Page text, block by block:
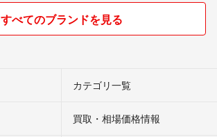
すべてのブランドを見る
カテゴリ一覧
買取・相場価格情報